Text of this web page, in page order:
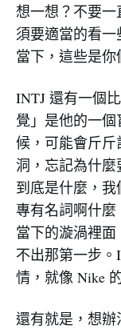
想一想？不要
須要適當的看
當下，這些是你
INTJ 還有一個
覺」是他的一
候，可能會斤
洞，忘記為什
到底是什麼，
專有名詞啊什麼
當下的漩渦裡
不出那第一步
情，就像 Nike
還有就是，想